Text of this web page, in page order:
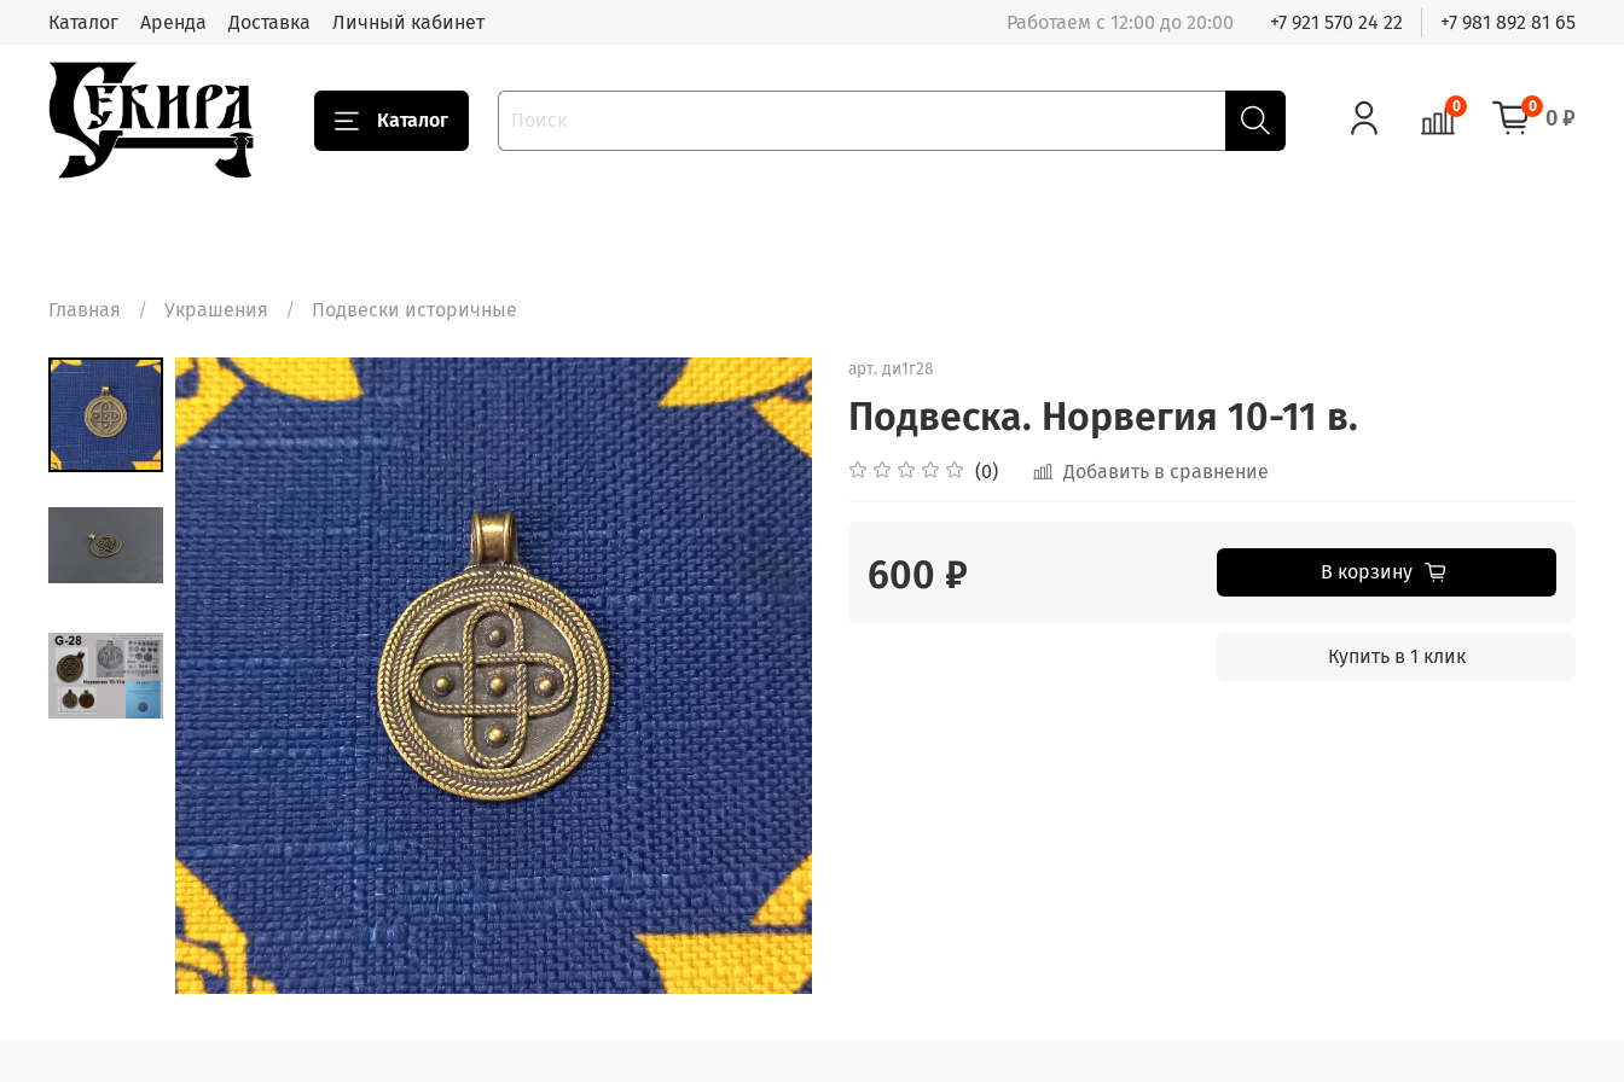
Каталог Аренда Доставка Личный кабинет Работаем с 12:00 до 20:00 +7 921 570 24 22 +7 981 892 81 65
Каталог
0 0 0 ₽
Главная Украшения Подвески историчные
арт. ди1г28
Подвеска. Норвегия 10-11 в.
(0) Добавить в сравнение
600 ₽ В корзину
Купить в 1 клик